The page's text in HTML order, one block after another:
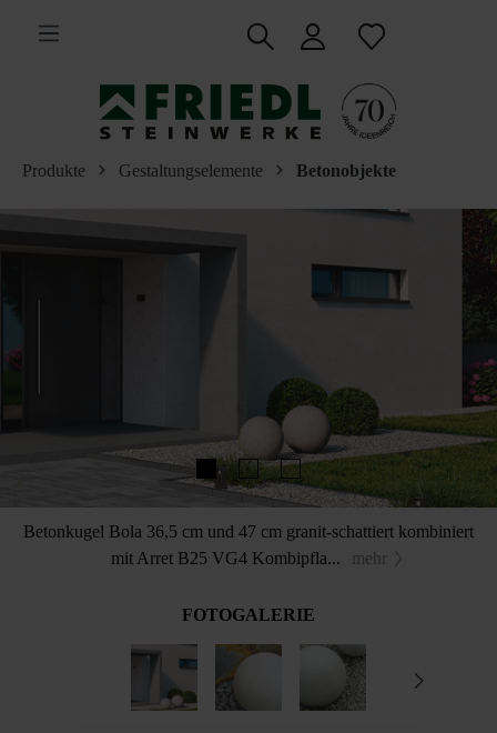
springen
Produkte Gestaltungselemente Betonobjekte
Betonkugel Bola 36,5 cm und 47 cm granit-schattiert kombiniert
mit Arret B25 VG4 Kombipfla...
mehr
FOTOGALERIE